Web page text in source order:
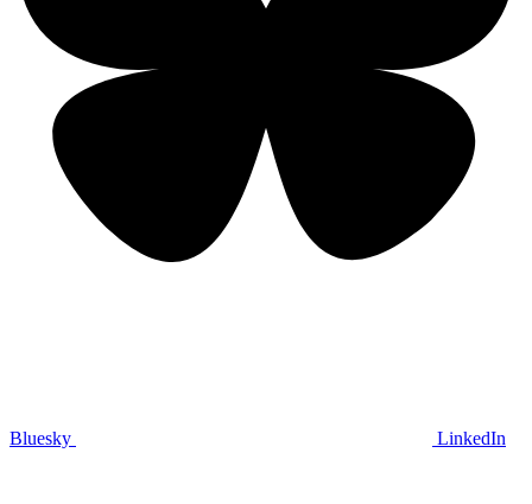
Bluesky LinkedIn